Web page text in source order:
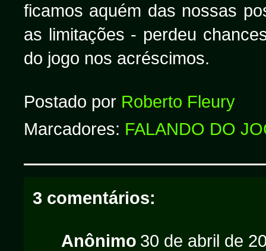
ficamos aquém das nossas
as limitações - perdeu
do jogo nos acréscimos.
Postado por Roberto Fleury
Marcadores: FALANDO DO
3 comentários:
Anônimo 30 de abril de